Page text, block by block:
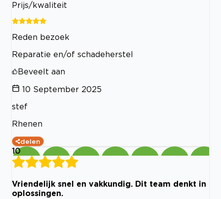
Prijs/kwaliteit
Reden bezoek
Reparatie en/of schadeherstel
Beveelt aan
10 September 2025
stef
Rhenen
delen
10
Vriendelijk snel en vakkundig. Dit team denkt in
oplossingen.